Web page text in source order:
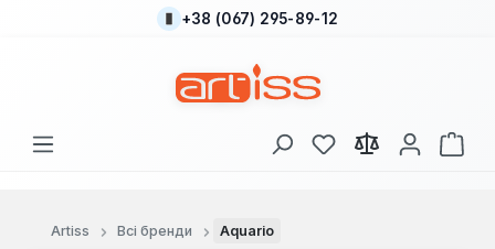
Перейти до основного вмісту
+38 (067) 295-89-12
У вас є 0 у списку
Artiss Всі бренди Aquario